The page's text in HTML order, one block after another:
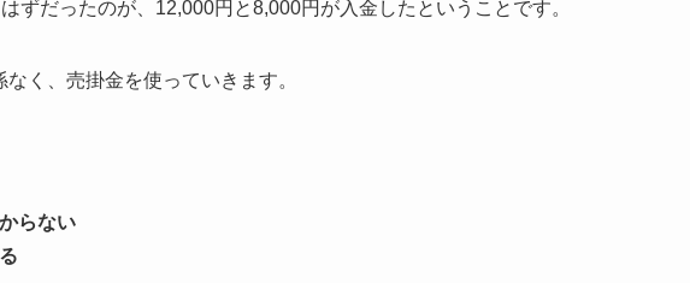
ずだったのが、12,000円と8,000円が入金したということです。
く、売掛金を使っていきます。
らない